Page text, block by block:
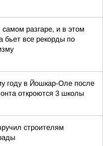
разгаре, и в этом
бьет все рекорды по
году в Йошкар-Оле после
откроются 3 школы
строителям